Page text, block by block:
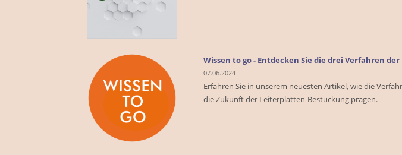
Wissen to go - Entdecken Sie die drei Verfahren
07.06.2024
Erfahren Sie in unserem neuesten Artikel, wie die
die Zukunft der Leiterplatten-Bestückung prägen.